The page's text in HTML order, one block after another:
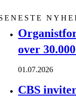
over
01.07.2026
CBS